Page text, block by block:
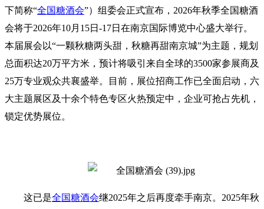
下简称“全国糖酒会”）组委会正式宣布，2026年秋季全国糖酒
会将于2026年10月15日-17日在南京国际博览中心盛大举行。
本届展会以“一颗秋糖两头甜，秋糖再甜南京城”为主题，规划
总面积达20万平方米，预计将吸引来自全球的3500家参展商及
25万专业观众共襄盛举。目前，展位招商工作已全面启动，六
大主题展区及十余个特色专区火热预定中，企业可抢占先机，
锁定优势展位。
这已是全国糖酒会继2025年之后再度牵手南京。2025年秋